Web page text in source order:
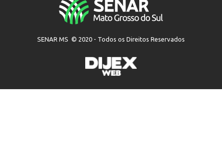
SENAR MS © 2020 - Todos os Direitos Reservados